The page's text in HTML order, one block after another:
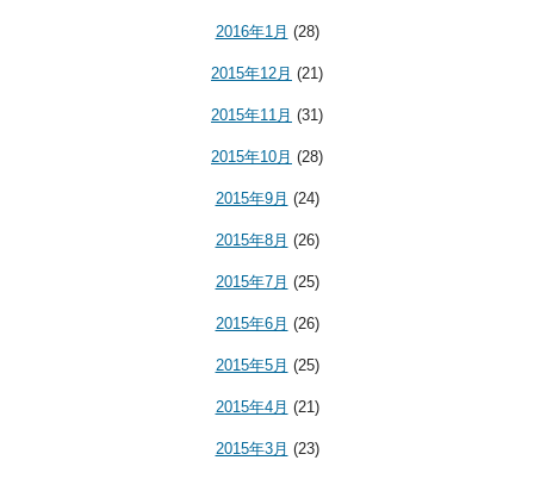
2016年1月 (28)
2015年12月 (21)
2015年11月 (31)
2015年10月 (28)
2015年9月 (24)
2015年8月 (26)
2015年7月 (25)
2015年6月 (26)
2015年5月 (25)
2015年4月 (21)
2015年3月 (23)